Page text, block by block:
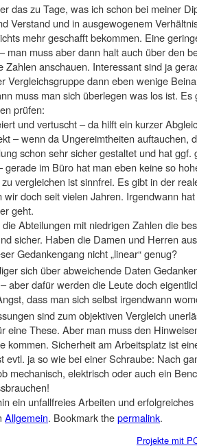
das zu Tage, was ich schon bei meiner
Verstand und in ausgewogenem
mehr geschafft bekommen. Eine
man muss aber dann halt auch über den
Zahlen anschauen. Interessant sind ja
Vergleichsgruppe dann eben wenige
muss man sich überlegen was los ist.
prüfen:
und vertuscht – da hilft ein kurzer
– wenn da Ungereimtheiten auftauchen,
schon sehr sicher gestaltet und hat
gerade im Büro hat man eben keine so
vergleichen ist sinnfrei. Es gibt in der
wir doch seit vielen Jahren. Irgendwann
geht.
Abteilungen mit niedrigen Zahlen die
sicher. Haben die Damen und Herren
Gedankengang nicht „linear“ genug?
sich über abweichende Daten
aber dafür werden die Leute doch
dass man sich selbst irgendwann
sind zum objektiven Vergleich
eine These. Aber man muss den
kommen. Sicherheit am Arbeitsplatz ist
evtl. ja so wie bei einer Schraube: Nach
mechanisch, elektrisch oder auch ein
ein unfallfreies Arbeiten und
Allgemein. Bookmark thepermalink.
Projekte mit